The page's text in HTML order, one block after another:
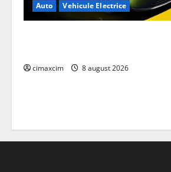
Auto Vehicule Electrice
cimaxcim 8 august 2026